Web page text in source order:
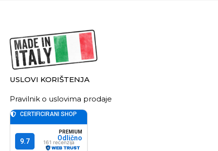
USLOVI KORIŠTENJA
Pravilnik o uslovima prodaje